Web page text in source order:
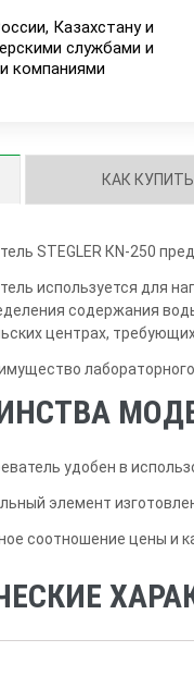
Казахстану и
службами и
компаниями
КАК
STEGLER КN-250
используется для
содержания
центрах, требующих
удобен в
элемент
соотношение цены и